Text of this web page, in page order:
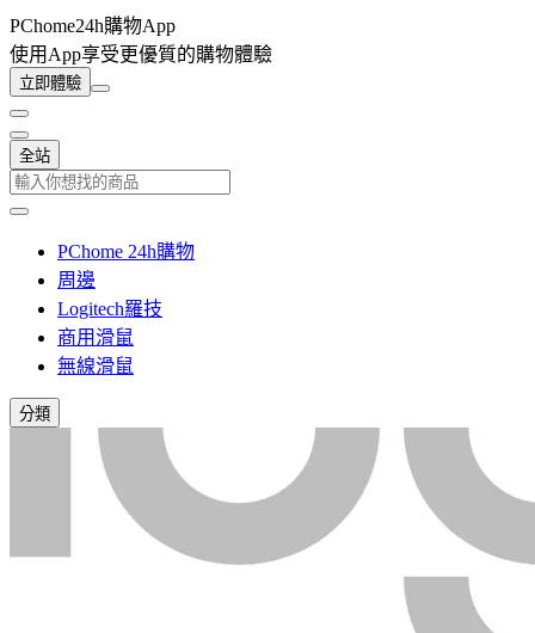
PChome24h購物App
使用App享受更優質的購物體驗
立即體驗
全站
PChome 24h購物
周邊
Logitech羅技
商用滑鼠
無線滑鼠
分類